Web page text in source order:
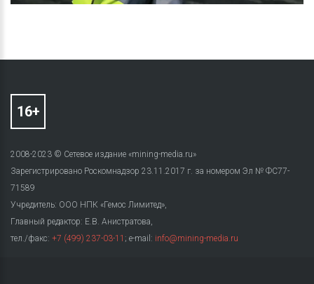
2008-2023 © Сетевое издание «mining-media.ru»
Зарегистрировано Роскомнадзор 23.11.2017 г. за номером Эл № ФС77-
71589
Учредитель: ООО НПК «Гемос Лимитед»,
Главный редактор: Е.В. Анистратова,
тел./факс: +7 (499) 237-03-11 ; e-mail: info@mining-media.ru